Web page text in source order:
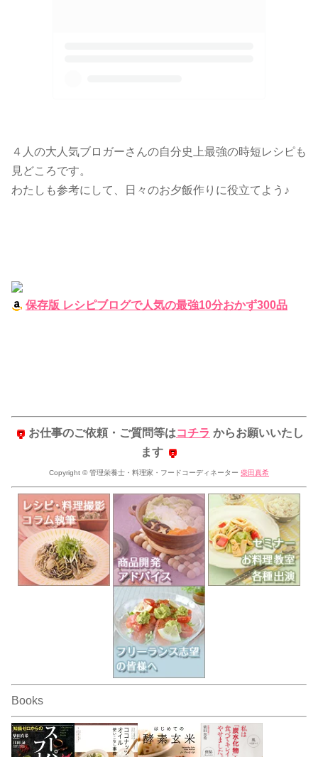
４人の大人気ブロガーさんの自分史上最強の時短レシピも
見どころです。
わたしも参考にして、日々のお夕飯作りに役立てよう♪
保存版 レシピブログで人気の最強10分おかず300品
お仕事のご依頼・ご質問等はコチラ からお願いいたし
ます
Copyright © 管理栄養士・料理家・フードコーディネーター 柴田真希
Books